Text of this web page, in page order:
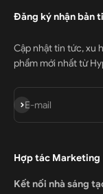
Đăng ký nhận bản
Cập nhật tin tức, xu
phẩm mới nhất từ
E-mail
Đăng ký
Hợp tác Marketing
Kết nối nhà sáng